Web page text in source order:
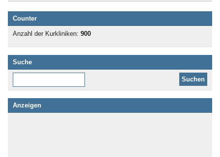
Counter
Anzahl der Kurkliniken: 900
Suche
Anzeigen